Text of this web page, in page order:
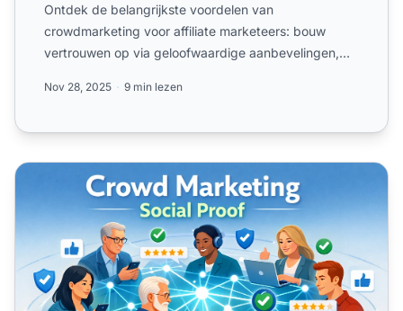
Ontdek de belangrijkste voordelen van
crowdmarketing voor affiliate marketeers: bouw
vertrouwen op via geloofwaardige aanbevelingen,
Nov 28, 2025 9 min lezen
Voordelen van Crowd Marketing voor Affiliates: Bouw